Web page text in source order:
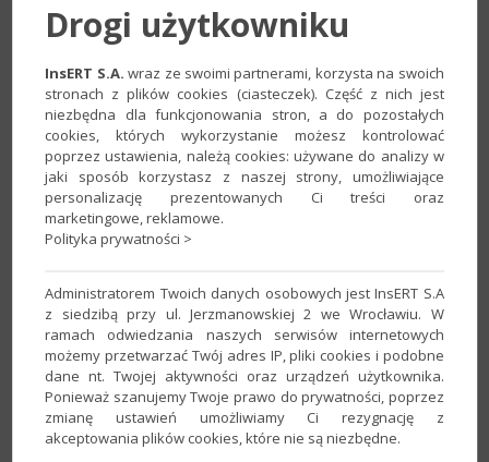
3. Użycie opcji filtrowania dostępnej pod klawiszemF8
spowoduje
wyświetlenie na liście tylko
tych dokumentów, których numer KSeF pasuje do
wprowadzonej wartości.
Drogi użytkowniku
InsERT S.A. wraz ze swoimi partnerami, korzysta na swoich
stronach z plików cookies (ciasteczek). Część z nich jest
niezbędna dla funkcjonowania stron, a do pozostałych
cookies, których wykorzystanie możesz kontrolować
poprzez ustawienia, należą cookies: używane do analizy w
jaki sposób korzystasz z naszej strony, umożliwiające
personalizację prezentowanych Ci treści oraz
marketingowe, reklamowe.
Polityka prywatności >
Administratorem Twoich danych osobowych jest InsERT S.A
z siedzibą przy ul. Jerzmanowskiej 2 we Wrocławiu. W
ramach odwiedzania naszych serwisów internetowych
możemy przetwarzać Twój adres IP, pliki cookies i podobne
dane nt. Twojej aktywności oraz urządzeń użytkownika.
Ponieważ szanujemy Twoje prawo do prywatności, poprzez
zmianę ustawień umożliwiamy Ci rezygnację z
akceptowania plików cookies, które nie są niezbędne.